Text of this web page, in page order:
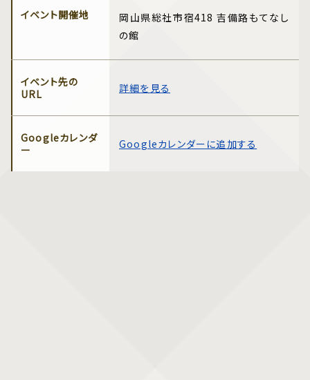
イベント開催地
岡山県総社市宿418 吉備路もてなし
の館
イベント先の
URL
詳細を見る
Googleカレンダ
ー
Googleカレンダーに追加する